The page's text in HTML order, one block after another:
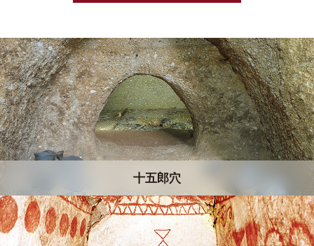
十五郎穴